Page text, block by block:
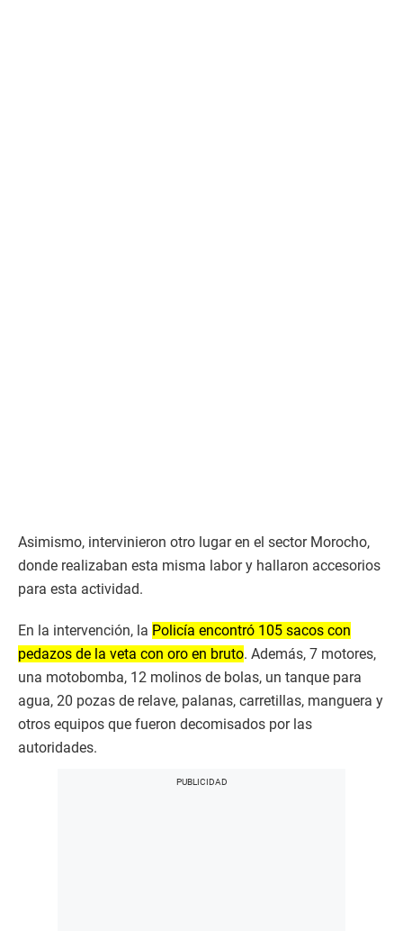
Asimismo, intervinieron otro lugar en el sector Morocho,
donde realizaban esta misma labor y hallaron accesorios
para esta actividad.
En la intervención, la Policía encontró 105 sacos con
pedazos de la veta con oro en bruto. Además, 7 motores,
una motobomba, 12 molinos de bolas, un tanque para
agua, 20 pozas de relave, palanas, carretillas, manguera y
otros equipos que fueron decomisados por las
autoridades.